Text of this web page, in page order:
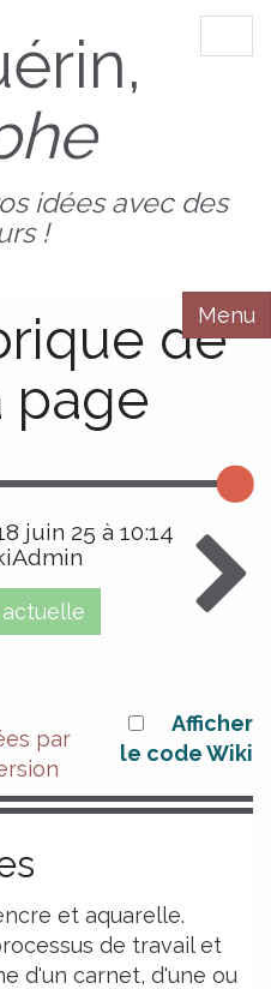
idées avec des
!
Menu
de
page
juin 25 à 10:14
par
Afficher
le code Wiki